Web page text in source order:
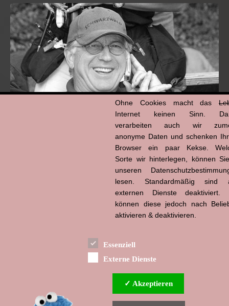
Ohne Cookies macht das
Internet keinen Sinn.
verarbeiten auch wir
anonyme Daten und schenken
Browser ein paar Kekse.
Sorte wir hinterlegen, können
unseren
lesen. Standardmäßig sind
externen Dienste deaktiviert.
können diese jedoch nach
aktivieren & deaktivieren.
Essenziell
Externe Dienste
✓ Akzeptieren